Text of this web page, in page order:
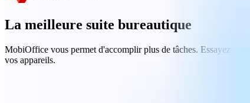
La meilleure suite bureautique
MobiOffice vous permet d'accomplir plus de tâches. Essayez notre
vos appareils.